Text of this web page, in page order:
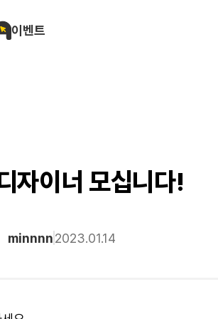
이벤트
자이너 모십니다!
minnnn2023.01.14